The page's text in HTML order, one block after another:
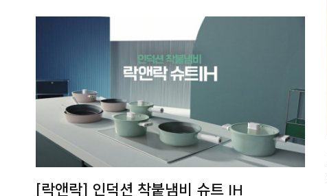
[락앤락] 인덕션 착붙냄비 슈트 IH